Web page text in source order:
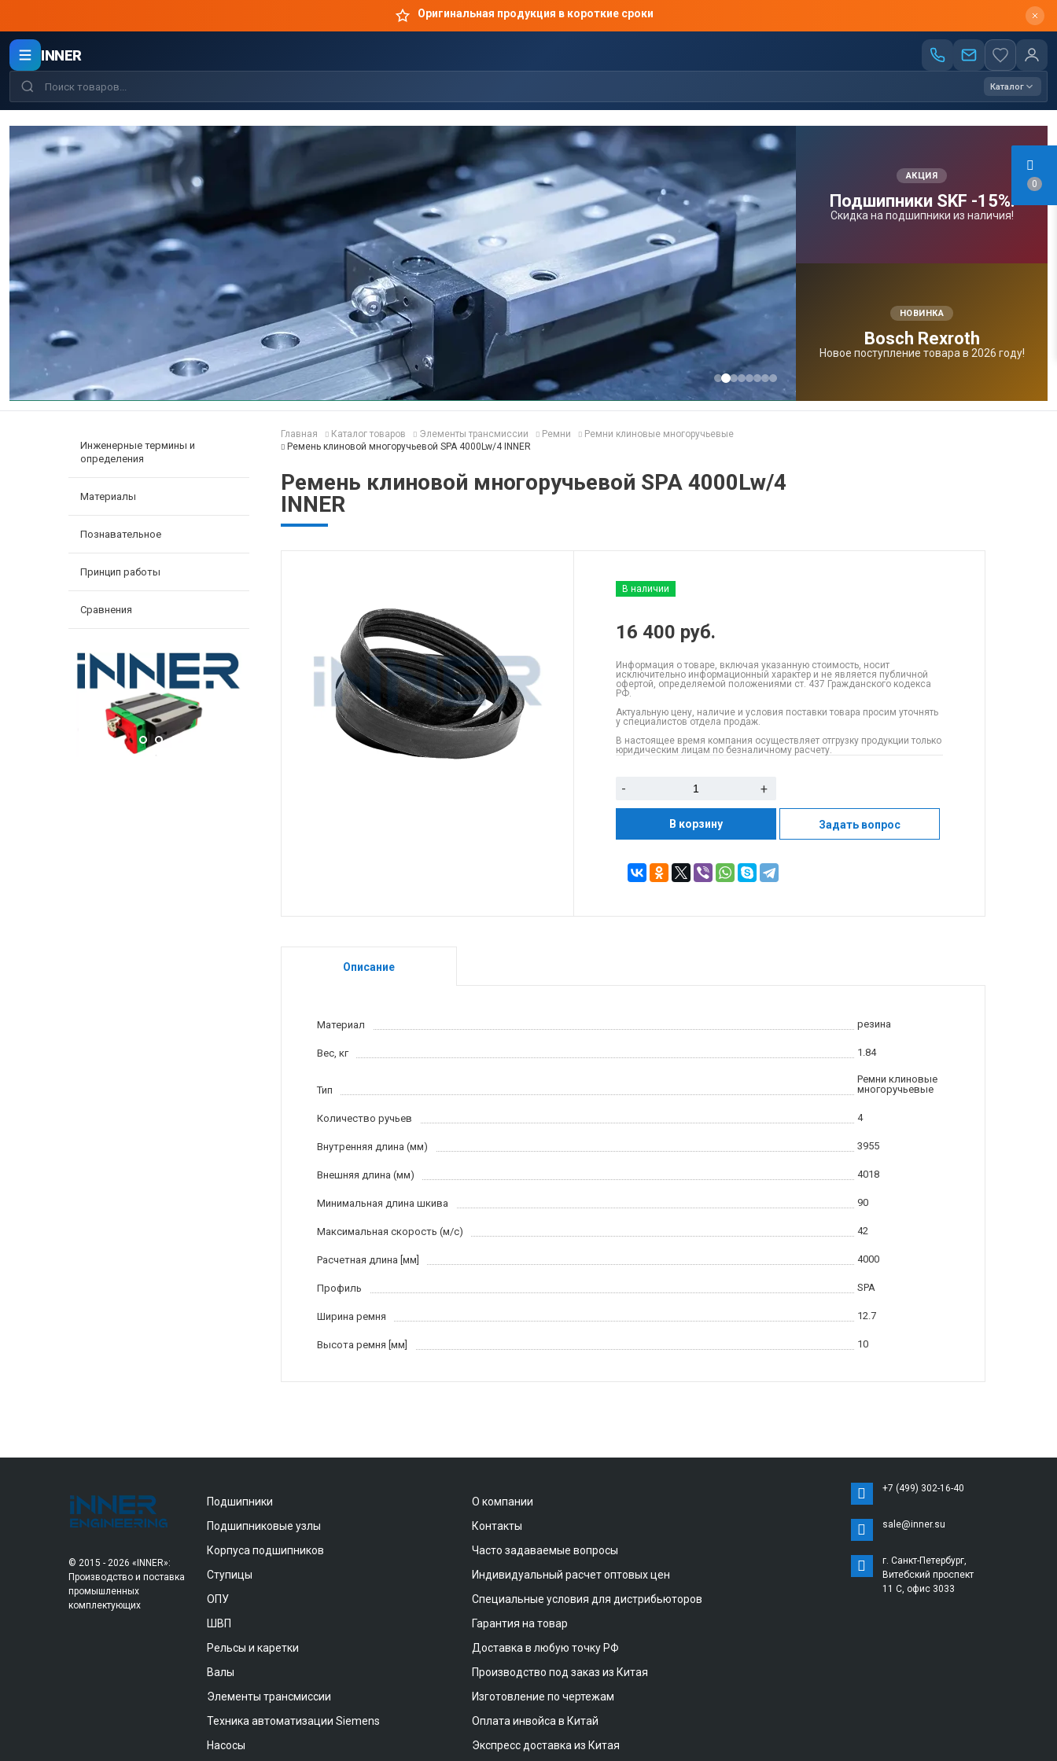
0
Оригинальная продукция в короткие сроки
INNER
Каталог
АКЦИЯ
Подшипники SKF -15%!
Скидка на подшипники из наличия!
НОВИНКА
Bosсh Rexroth
Новое поступление товара в 2026 году!
Инженерные термины и
определения
Материалы
Познавательное
Принцип работы
Сравнения
Главная Каталог товаров Элементы трансмиссии Ремни
Ремни клиновые многоручьевые
Ремень клиновой многоручьевой SPA 4000Lw/4 INNER
Ремень клиновой многоручьевой SPA 4000Lw/4
INNER
В наличии
16 400 руб.
Информация о товаре, включая указанную стоимость, носит
исключительно информационный характер и не является публичной
офертой, определяемой положениями ст. 437 Гражданского кодекса
РФ.
Актуальную цену, наличие и условия поставки товара просим уточнять
у специалистов отдела продаж.
В настоящее время компания осуществляет отгрузку продукции только
юридическим лицам по безналичному расчету.
- +
В корзину Задать вопрос
Описание
Материал резина
Вес, кг 1.84
Тип
Ремни клиновые
многоручьевые
Количество ручьев 4
Внутренняя длина (мм) 3955
Внешняя длина (мм) 4018
Минимальная длина шкива 90
Максимальная скорость (м/c) 42
Расчетная длина [мм] 4000
Профиль SPA
Ширина ремня 12.7
Высота ремня [мм] 10
© 2015 - 2026 «INNER»:
Производство и поставка
промышленных
комплектующих
Подшипники
Подшипниковые узлы
Корпуса подшипников
Ступицы
ОПУ
ШВП
Рельсы и каретки
Валы
Элементы трансмиссии
Техника автоматизации Siemens
Насосы
О компании
Контакты
Часто задаваемые вопросы
Индивидуальный расчет оптовых цен
Специальные условия для дистрибьюторов
Гарантия на товар
Доставка в любую точку РФ
Производство под заказ из Китая
Изготовление по чертежам
Оплата инвойса в Китай
Экспресс доставка из Китая
+7 (499) 302-16-40
sale@inner.su
г. Санкт-Петербург,
Витебский проспект
11 С, офис 3033